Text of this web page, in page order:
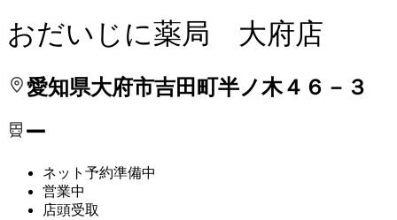
おだいじに薬局 大府店
愛知県大府市吉田町半ノ木４６－３
ー
ネット予約準備中
営業中
店頭受取